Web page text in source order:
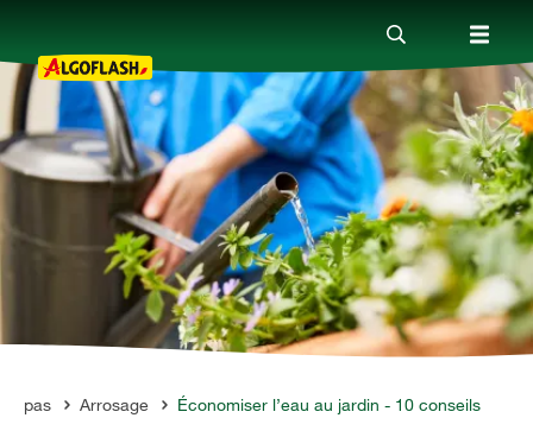
Nos produits
Conseils
Qui sommes-nous ?
pas Arrosage Économiser l’eau au jardin - 10 conseils